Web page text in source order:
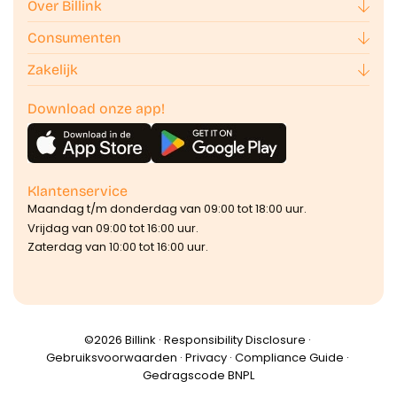
Over Billink
Consumenten
Zakelijk
Download onze app!
Klantenservice
Maandag t/m donderdag van 09:00 tot 18:00 uur.
Vrijdag van 09:00 tot 16:00 uur.
Zaterdag van 10:00 tot 16:00 uur.
©️2026 Billink · Responsibility Disclosure ·
Gebruiksvoorwaarden · Privacy· Compliance Guide ·
Gedragscode BNPL